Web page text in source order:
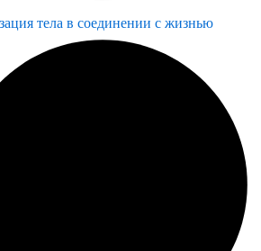
тела в соединении с жизнью